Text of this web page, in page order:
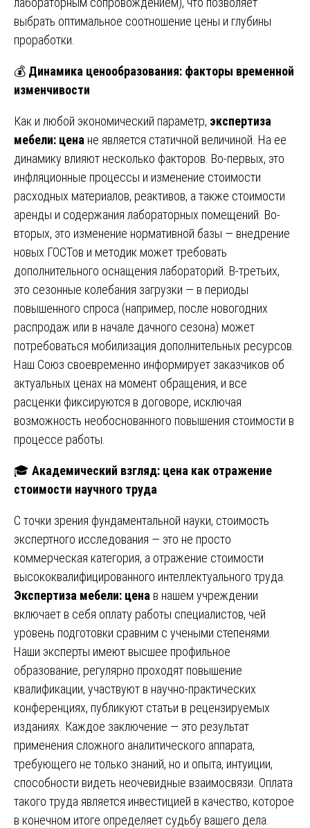
выбрать оптимальное соотношение цены и глубины
проработки.
💰 Динамика ценообразования: факторы временной
изменчивости
Как и любой экономический параметр, экспертиза
мебели: цена не является статичной величиной. На ее
динамику влияют несколько факторов. Во-первых, это
инфляционные процессы и изменение стоимости
расходных материалов, реактивов, а также стоимости
аренды и содержания лабораторных помещений. Во-
вторых, это изменение нормативной базы — внедрение
новых ГОСТов и методик может требовать
дополнительного оснащения лабораторий. В-третьих,
это сезонные колебания загрузки — в периоды
повышенного спроса (например, после новогодних
распродаж или в начале дачного сезона) может
потребоваться мобилизация дополнительных ресурсов.
Наш Союз своевременно информирует заказчиков об
актуальных ценах на момент обращения, и все
расценки фиксируются в договоре, исключая
возможность необоснованного повышения стоимости в
процессе работы.
🎓 Академический взгляд: цена как отражение
стоимости научного труда
С точки зрения фундаментальной науки, стоимость
экспертного исследования — это не просто
коммерческая категория, а отражение стоимости
высококвалифицированного интеллектуального труда.
Экспертиза мебели: цена в нашем учреждении
включает в себя оплату работы специалистов, чей
уровень подготовки сравним с учеными степенями.
Наши эксперты имеют высшее профильное
образование, регулярно проходят повышение
квалификации, участвуют в научно-практических
конференциях, публикуют статьи в рецензируемых
изданиях. Каждое заключение — это результат
применения сложного аналитического аппарата,
требующего не только знаний, но и опыта, интуиции,
способности видеть неочевидные взаимосвязи. Оплата
такого труда является инвестицией в качество, которое
в конечном итоге определяет судьбу вашего дела.